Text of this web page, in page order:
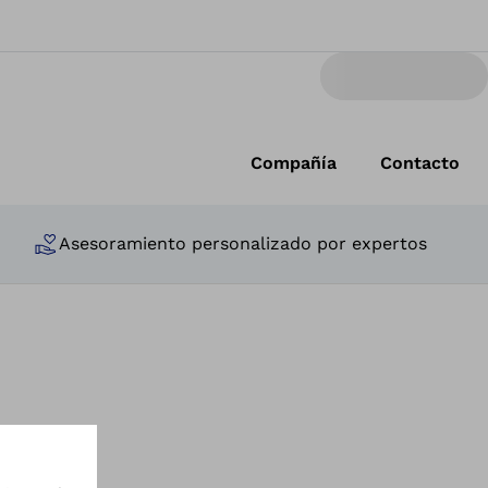
Compañía Contacto
Asesoramiento personalizado por expertos